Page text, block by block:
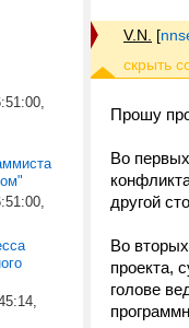
V.N. [
Прошу
Во
другой
Во
проекта,
голове